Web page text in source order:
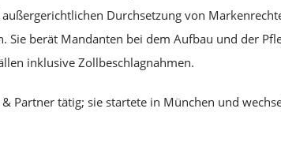
Durchsetzung von
Sie berät Mandanten bei dem Aufbau und der
inklusive Zollbeschlagnahmen.
Partner tätig; sie startete in München und